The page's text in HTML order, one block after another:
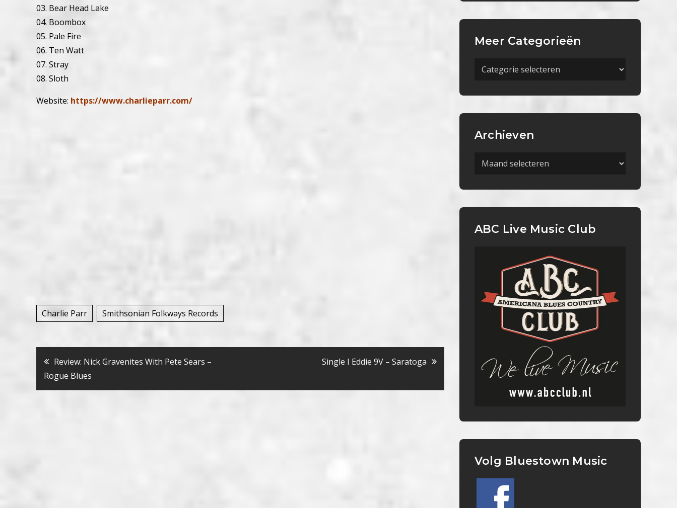
03. Bear Head Lake
04. Boombox
05. Pale Fire
06. Ten Watt
07. Stray
08. Sloth
Website: https://www.charlieparr.com/
Charlie Parr Smithsonian Folkways Records
Bericht
navigatie
Review: Nick Gravenites With Pete Sears –
Rogue Blues
Single I Eddie 9V – Saratoga
Meer Categorieën
Meer
Archieven
Archieven
ABC Live Music Club
Volg Bluestown Music